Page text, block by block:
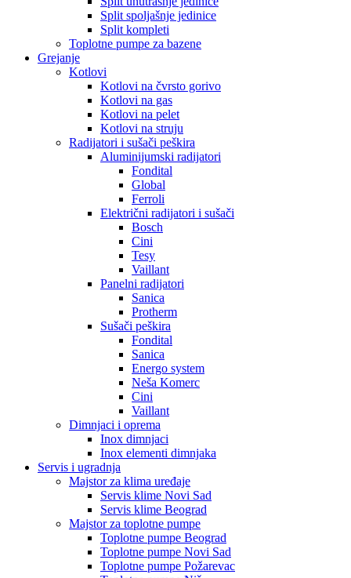
Split spoljašnje jedinice
Split kompleti
Toplotne pumpe za bazene
Grejanje
Kotlovi
Kotlovi na čvrsto gorivo
Kotlovi na gas
Kotlovi na pelet
Kotlovi na struju
Radijatori i sušači peškira
Aluminijumski radijatori
Fondital
Global
Ferroli
Električni radijatori i sušači
Bosch
Cini
Tesy
Vaillant
Panelni radijatori
Sanica
Protherm
Sušači peškira
Fondital
Sanica
Energo system
Neša Komerc
Cini
Vaillant
Dimnjaci i oprema
Inox dimnjaci
Inox elementi dimnjaka
Servis i ugradnja
Majstor za klima uređaje
Servis klime Novi Sad
Servis klime Beograd
Majstor za toplotne pumpe
Toplotne pumpe Beograd
Toplotne pumpe Novi Sad
Toplotne pumpe Požarevac